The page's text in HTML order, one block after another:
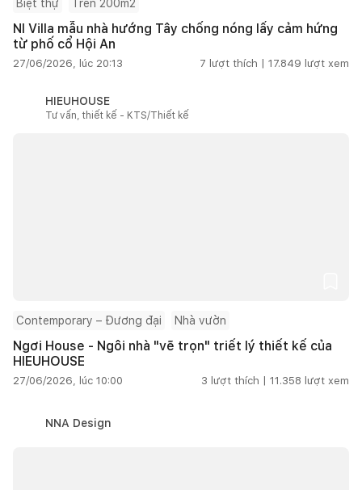
Biệt thự Trên 200m2
NI Villa mẫu nhà hướng Tây chống nóng lấy cảm hứng
từ phố cổ Hội An
27/06/2026, lúc 20:13 7 lượt thích | 17.849 lượt xem
HIEUHOUSE
Tư vấn, thiết kế - KTS/Thiết kế
Contemporary – Đương đại Nhà vườn
Ngơi House - Ngôi nhà "vẽ trọn" triết lý thiết kế của
HIEUHOUSE
27/06/2026, lúc 10:00 3 lượt thích | 11.358 lượt xem
NNA Design